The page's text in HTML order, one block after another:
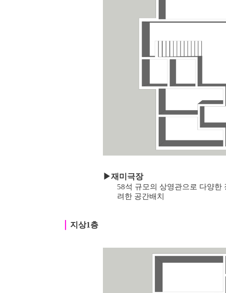
▶재미극장
58석 규모의 상영관으로 다양
려한 공간배치
지상1층